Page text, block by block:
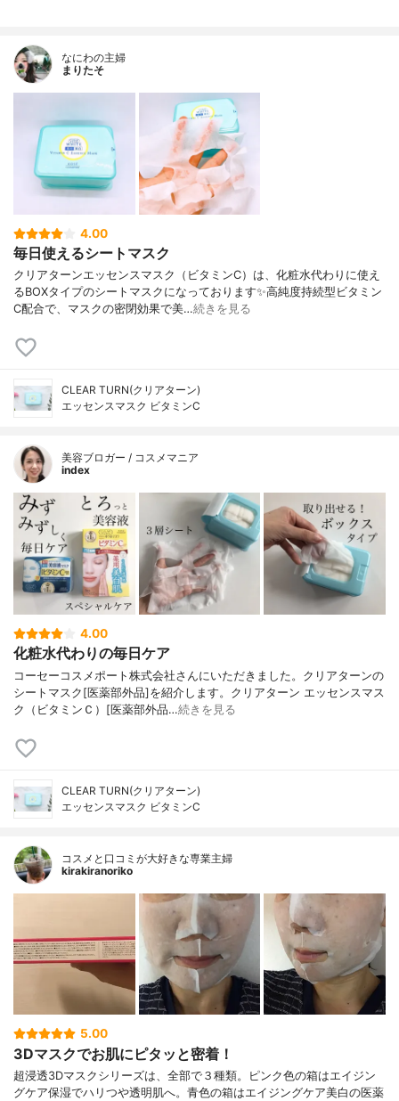
なにわの主婦
まりたそ
4.00
毎日使えるシートマスク
クリアターンエッセンスマスク（ビタミンC）は、化粧水代わりに使え
るBOXタイプのシートマスクになっております✨高純度持続型ビタミン
C配合で、マスクの密閉効果で美…続きを見る
CLEAR TURN(クリアターン)
エッセンスマスク ビタミンC
美容ブロガー / コスメマニア
index
4.00
化粧水代わりの毎日ケア
コーセーコスメポート株式会社さんにいただきました。クリアターンの
シートマスク[医薬部外品]を紹介します。クリアターン エッセンスマス
ク（ビタミンＣ）[医薬部外品…続きを見る
CLEAR TURN(クリアターン)
エッセンスマスク ビタミンC
コスメと口コミが大好きな専業主婦
kirakiranoriko
5.00
3Dマスクでお肌にピタッと密着！
超浸透3Dマスクシリーズは、全部で３種類。ピンク色の箱はエイジン
グケア保湿でハリつや透明肌へ。青色の箱はエイジングケア美白の医薬